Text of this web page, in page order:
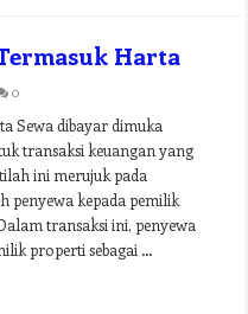
Harta
0
Sewa dibayar dimuka
transaksi keuangan yang
ini merujuk pada
penyewa kepada pemilik
transaksi ini, penyewa
properti sebagai …